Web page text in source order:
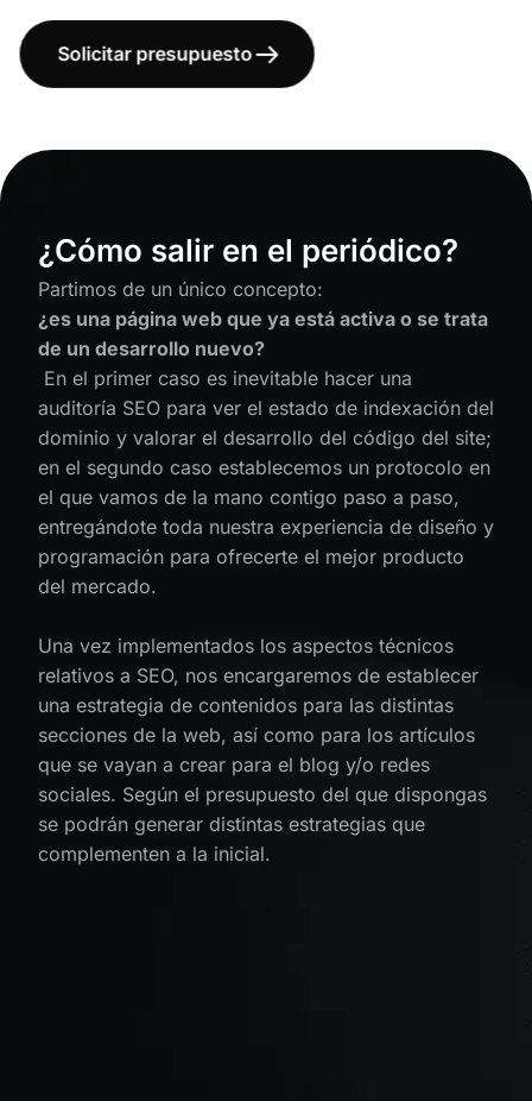
Solicitar presupuesto
¿Cómo salir en el periódico?
Partimos de un único concepto:
¿es una página web que ya está activa o se trata
de un desarrollo nuevo?
En el primer caso es inevitable hacer una
auditoría SEO para ver el estado de indexación del
dominio y valorar el desarrollo del código del site;
en el segundo caso establecemos un protocolo en
el que vamos de la mano contigo paso a paso,
entregándote toda nuestra experiencia de diseño y
programación para ofrecerte el mejor producto
del mercado.
Una vez implementados los aspectos técnicos
relativos a SEO, nos encargaremos de establecer
una estrategia de contenidos para las distintas
secciones de la web, así como para los artículos
que se vayan a crear para el blog y/o redes
sociales. Según el presupuesto del que dispongas
se podrán generar distintas estrategias que
complementen a la inicial.